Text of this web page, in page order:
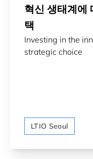
혁신 생태계에
택
Investing in the
strategic choice
LTIO Seoul